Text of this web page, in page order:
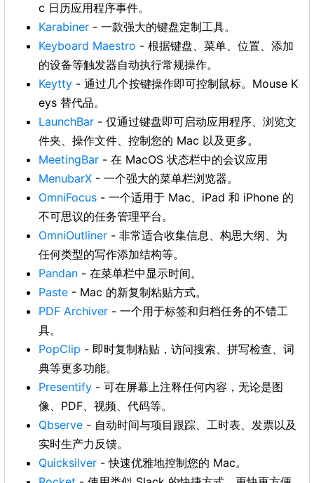
c 日历应用程序事件。
Karabiner - 一款强大的键盘定制工具。
Keyboard Maestro - 根据键盘、菜单、位置、添加
的设备等触发器自动执行常规操作。
Keytty - 通过几个按键操作即可控制鼠标。Mouse K
eys 替代品。
LaunchBar - 仅通过键盘即可启动应用程序、浏览文
件夹、操作文件、控制您的 Mac 以及更多。
MeetingBar - 在 MacOS 状态栏中的会议应用
MenubarX - 一个强大的菜单栏浏览器。
OmniFocus - 一个适用于 Mac、iPad 和 iPhone 的
不可思议的任务管理平台。
OmniOutliner - 非常适合收集信息、构思大纲、为
任何类型的写作添加结构等。
Pandan - 在菜单栏中显示时间。
Paste - Mac 的新复制粘贴方式。
PDF Archiver - 一个用于标签和归档任务的不错工
具。
PopClip - 即时复制粘贴，访问搜索、拼写检查、词
典等更多功能。
Presentify - 可在屏幕上注释任何内容，无论是图
像、PDF、视频、代码等。
Qbserve - 自动时间与项目跟踪、工时表、发票以及
实时生产力反馈。
Quicksilver - 快速优雅地控制您的 Mac。